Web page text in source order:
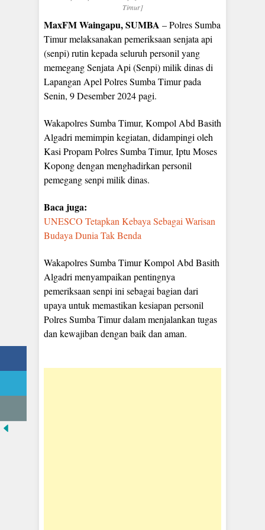
Timur]
MaxFM Waingapu, SUMBA – Polres Sumba
Timur melaksanakan pemeriksaan senjata api
(senpi) rutin kepada seluruh personil yang
memegang Senjata Api (Senpi) milik dinas di
Lapangan Apel Polres Sumba Timur pada
Senin, 9 Desember 2024 pagi.
Wakapolres Sumba Timur, Kompol Abd Basith
Algadri memimpin kegiatan, didampingi oleh
Kasi Propam Polres Sumba Timur, Iptu Moses
Kopong dengan menghadirkan personil
pemegang senpi milik dinas.
Baca juga:
UNESCO Tetapkan Kebaya Sebagai Warisan
Budaya Dunia Tak Benda
Wakapolres Sumba Timur Kompol Abd Basith
Algadri menyampaikan pentingnya
pemeriksaan senpi ini sebagai bagian dari
upaya untuk memastikan kesiapan personil
Polres Sumba Timur dalam menjalankan tugas
dan kewajiban dengan baik dan aman.